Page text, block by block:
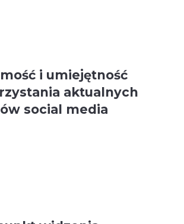
i umiejętność
aktualnych
social media